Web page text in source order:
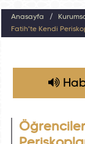
Anasayfa
Fatih'te Kendi